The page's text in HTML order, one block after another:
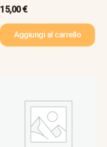
15,00€
Aggiungi al carrello